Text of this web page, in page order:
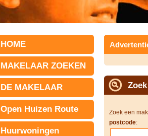
HOME
MAKELAAR ZOEKEN
DE MAKELAAR
Open Huizen Route
Huurwoningen
Zoek een
postcode: